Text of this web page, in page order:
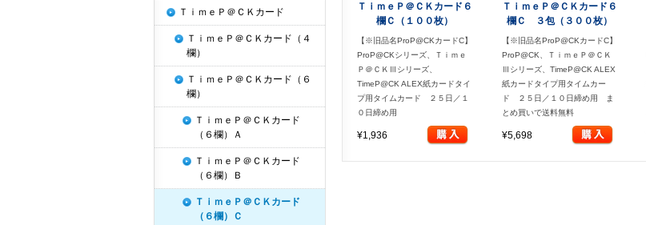
ＴｉｍｅＰ＠ＣＫカード６
欄Ｃ（１００枚）
【※旧品名ProP@CKカードC】
ProP@CKシリーズ、Ｔｉｍｅ
Ｐ＠ＣＫⅢシリーズ、
TimeP@CK ALEX紙カードタイ
プ用タイムカード ２５日／１
０日締め用
¥1,936
ＴｉｍｅＰ＠ＣＫカード６
欄Ｃ ３包（３００枚）
【※旧品名ProP@CKカードC】
ProP@CK、ＴｉｍｅＰ＠ＣＫ
Ⅲシリーズ、TimeP@CK ALEX
紙カードタイプ用タイムカー
ド ２５日／１０日締め用 ま
とめ買いで送料無料
¥5,698
ＴｉｍｅＰ＠ＣＫカード
ＴｉｍｅＰ＠ＣＫカード（４
欄）
ＴｉｍｅＰ＠ＣＫカード（６
欄）
ＴｉｍｅＰ＠ＣＫカード
（６欄）Ａ
ＴｉｍｅＰ＠ＣＫカード
（６欄）Ｂ
ＴｉｍｅＰ＠ＣＫカード
（６欄）Ｃ